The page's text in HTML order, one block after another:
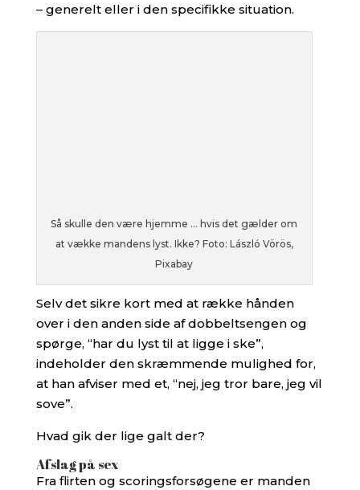
– generelt eller i den specifikke situation.
Så skulle den være hjemme … hvis det gælder om
at vække mandens lyst. Ikke? Foto: László Vörös,
Pixabay
Selv det sikre kort med at række hånden
over i den anden side af dobbeltsengen og
spørge, “har du lyst til at ligge i ske”,
indeholder den skræmmende mulighed for,
at han afviser med et, “nej, jeg tror bare, jeg vil
sove”.
Hvad gik der lige galt der?
Afslag på sex
Fra flirten og scoringsforsøgene er manden